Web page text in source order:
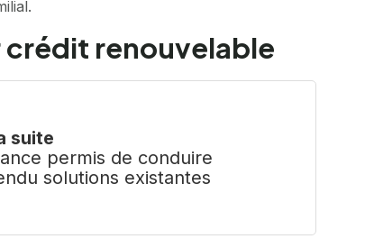
crédit renouvelable
suite
permis de conduire
solutions existantes